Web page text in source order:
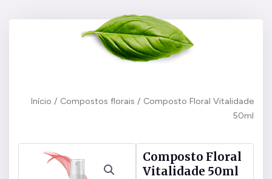
Início / Compostos florais / Composto Floral Vitalidade
50ml
Composto Floral
Vitalidade 50ml